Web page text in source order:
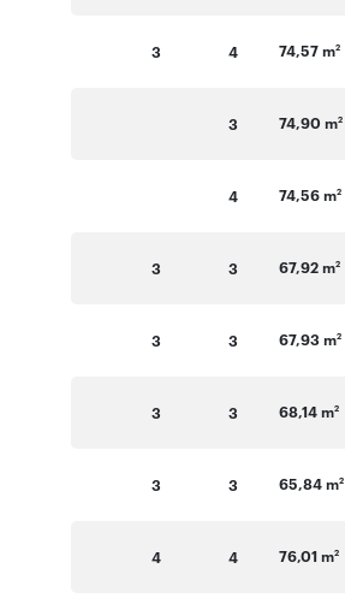
3 4 74,57 m2
3 74,90 m2
4 74,56 m2
3 3 67,92 m2
3 3 67,93 m2
3 3 68,14 m2
3 3 65,84 m2
4 4 76,01 m2